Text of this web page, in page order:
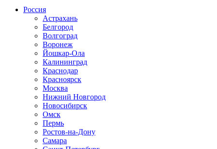
Россия
Астрахань
Белгород
Волгоград
Воронеж
Йошкар-Ола
Калининград
Краснодар
Красноярск
Москва
Нижний Новгород
Новосибирск
Омск
Пермь
Ростов-на-Дону
Самара